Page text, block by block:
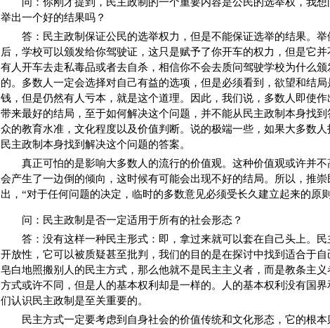
举出一个好的结果吗？
答：民主政制保证公民的选举权力，但是不能保证选举的结果。
后，学校可以颁发给你驾驶证，这只是赋予了你开车的权力，但是它
有人开车去走私毒品或者去自杀，相信你不会去质问驾驶学校为什么
的。多数人一定会选择对自己有益的选项，但是必须看到，欲望和结
钱，但是仍然有人亏本，就是这个道理。因此，我们说，多数人即使
带来最好的结局，至于如何解决这个问题，并不能从民主政制本身找
众的教育水准，文化程度以及价值判断。说的极端一些，如果大多数
民主政制本身找到解决这个问题的答案。
真正可怕的是影响大多数人的流行的价值观。这种价值观或许并
会产生了一边倒的倾向，这时候有可能会出现不好的结局。所以，推
出，“对于任何问题的决定，临时的多数意见必须受长久建立起来的原
问：民主政制是否一定适用于所有的社会形态？
答：没有这样一种民主形式：即，拿过来就可以套在自己头上。
开放性，它可以被质疑甚至批判，我们的目的是在探讨中找到适合于
皂白地照搬别人的民主方式，那么他就不是民主主义者，而是教条主
方式或许不同，但是人的基本权利却是一样的。人的基本权利没有国
们认识民主政制是至关重要的。
民主方式一定要考虑到自身社会的价值传统和文化形态，它的根